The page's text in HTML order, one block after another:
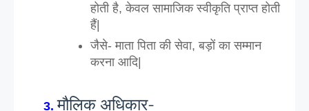
होती है, केवल सामाजिक स्वीकृति प्राप्त होती
हैं|
जैसे- माता पिता की सेवा, बड़ों का सम्मान
करना आदि|
मौलिक अधिकार-